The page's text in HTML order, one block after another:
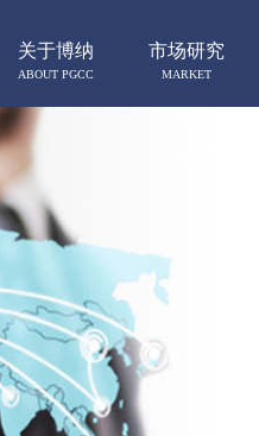
关于博纳
ABOUT PGCC
市场研究
MARKET